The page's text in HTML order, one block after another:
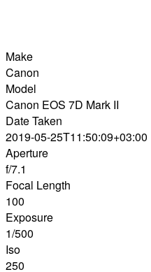
Make
Canon
Model
Canon EOS 7D Mark II
Date Taken
2019-05-25T11:50:09+03:00
Aperture
f/7.1
Focal Length
100
Exposure
1/500
Iso
250